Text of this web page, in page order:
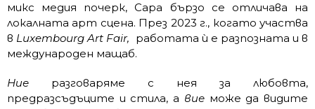
микс медия почерк, Сара бързо се отличава на
локалната арт сцена. През 2023 г., когато участва
в Luxembourg Art Fair, работата ѝ е разпозната и в
международен мащаб.
Ние разговаряме с нея за любовта,
предразсъдъците и стила, а виеможе да видите